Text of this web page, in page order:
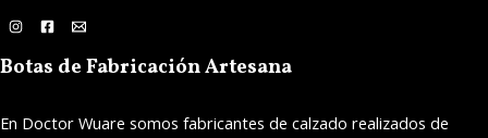
Botas de Fabricación Artesana
En Doctor Wuare somos fabricantes de calzado realizados de